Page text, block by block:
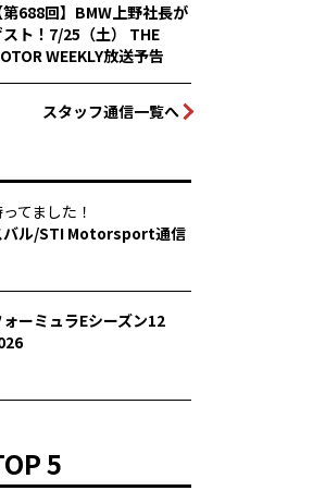
第688回】BMW上野社長が
ト！7/25（土） THE
WEEKLY放送予告
スタッフ通信一覧へ
てました！
バル/STI Motorsport通信
ォーミュラEシーズン12
5